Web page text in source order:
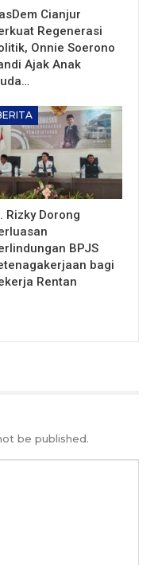
Cianjur
Regenerasi
Onnie Soerono
Ajak Anak
Rizky Dorong
BPJS
bagi
Rentan
be published.